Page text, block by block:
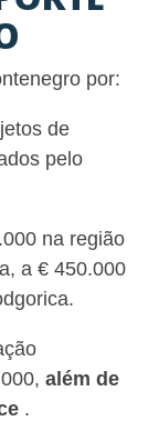
por:
de
pelo
na região
a € 450.000
além de
.